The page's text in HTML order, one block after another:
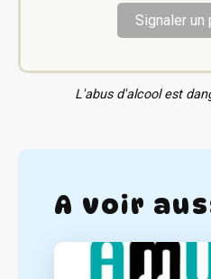
Signaler un
L'abus d'alcool est
A voir